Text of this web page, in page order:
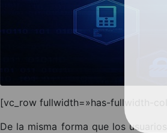
[vc_row fullwidth=»has-fullwidth-
De la misma forma que los